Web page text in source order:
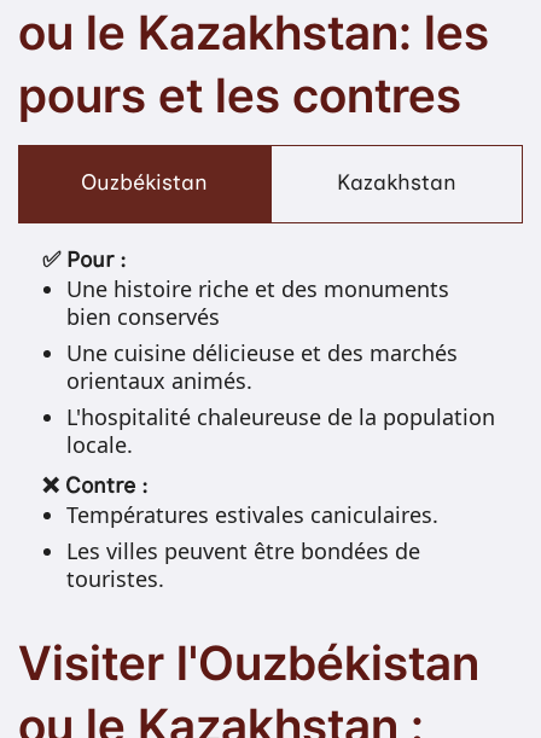
ou le Kazakhstan: les
pours et les contres
Ouzbékistan Kazakhstan
✅ Pour :
Une histoire riche et des monuments
bien conservés
Une cuisine délicieuse et des marchés
orientaux animés.
L'hospitalité chaleureuse de la population
locale.
❌ Contre :
Températures estivales caniculaires.
Les villes peuvent être bondées de
touristes.
Visiter l'Ouzbékistan
ou le Kazakhstan :